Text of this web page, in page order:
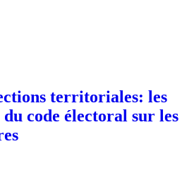
territoriales: les
code électoral sur les